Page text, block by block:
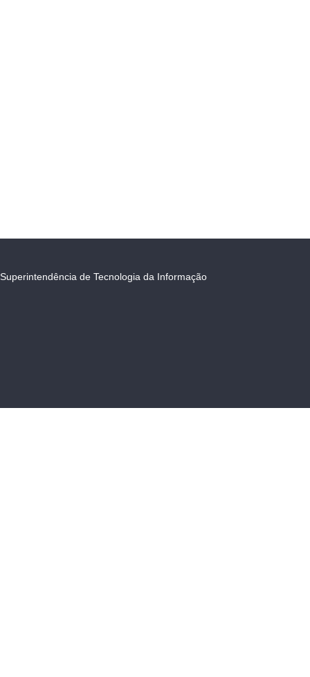
Superintendência de Tecnologia da Informação